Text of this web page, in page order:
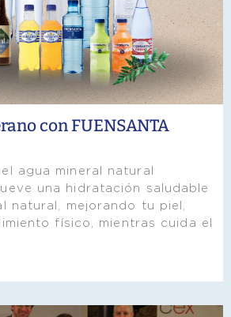
con FUENSANTA
agua mineral natural
una hidratación saludable
natural, mejorando tu piel,
físico, mientras cuida el